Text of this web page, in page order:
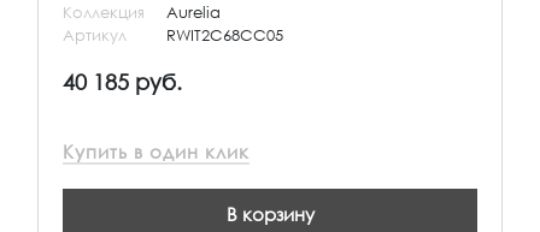
Коллекция
Aurelia
Артикул
RWIT2C68CC05
40 185 руб.
Купить в один клик
В корзину